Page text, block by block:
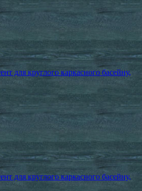
для круглого каркасного басейну,
для круглого каркасного басейну,